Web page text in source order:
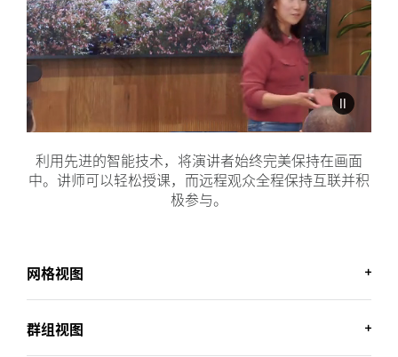
利用先进的智能技术，将演讲者始终完美保持在画面
中。讲师可以轻松授课，而远程观众全程保持互联并积
极参与。
网格视图
群组视图